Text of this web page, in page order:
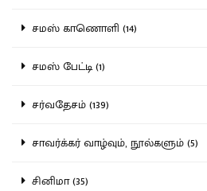
சமஸ் காணொளி (14)
சமஸ் பேட்டி (1)
சர்வதேசம் (139)
சாவர்க்கர் வாழ்வும், நூல்களும் (5)
சினிமா (35)